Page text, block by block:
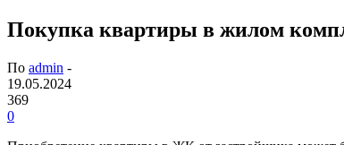
Покупка квартиры в жилом
По admin -
19.05.2024
369
0